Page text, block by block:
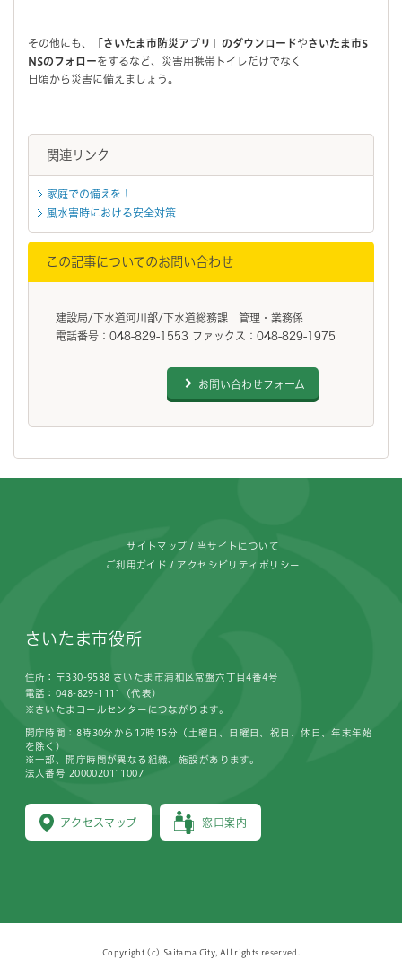
その他にも、 「さいたま市防災アプリ」のダウンロードやさいたま市S
NSのフォローをするなど、災害用携帯トイレだけでなく
日頃から災害に備えましょう。
関連リンク
家庭での備えを！
風水害時における安全対策
この記事についてのお問い合わせ
建設局/下水道河川部/下水道総務課 管理・業務係
電話番号：048-829-1553 ファックス：048-829-1975
お問い合わせフォーム
サイトマップ 当サイトについて
ご利用ガイド アクセシビリティポリシー
さいたま市役所
住所：〒330-9588 さいたま市浦和区常盤六丁目4番4号
電話：048-829-1111（代表）
※さいたまコールセンターにつながります。
アクセスマップ 窓口案内
開庁時間：8時30分から17時15分（土曜日、日曜日、祝日、休日、年末年始
を除く）
※一部、開庁時間が異なる組織、施設があります。
法人番号 2000020111007
Copyright (c) Saitama City, All rights reserved.